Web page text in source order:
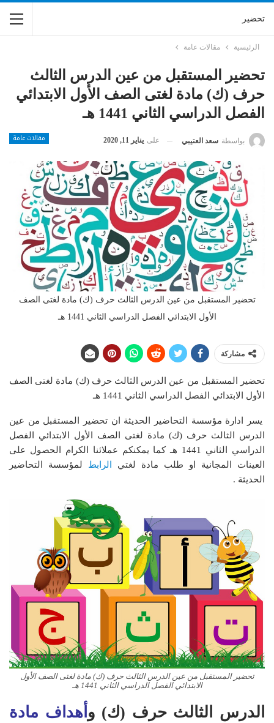
تحضير
الرئيسية مقالات عامة
تحضير المستقبل من عين الدرس الثالث
حرف (ك) مادة لغتى الصف الأول الابتدائي
الفصل الدراسي الثاني 1441 هـ
مقالات عامة بواسطة سعد العتيبي على يناير 11, 2020
تحضير المستقبل من عين الدرس الثالث حرف (ك) مادة لغتى الصف
الأول الابتدائي الفصل الدراسي الثاني 1441 هـ
مشاركة
تحضير المستقبل من عين الدرس الثالث حرف (ك) مادة لغتى الصف
الأول الابتدائي الفصل الدراسي الثاني 1441 هـ
يسر ادارة مؤسسة التحاضير الحديثة ان تحضير المستقبل من عين
الدرس الثالث حرف (ك) مادة لغتى الصف الأول الابتدائي الفصل
الدراسي الثاني 1441 هـ
كما يمكنكم عملائنا الكرام الحصول على
العينات المجانية او طلب مادة لغتي
الرابط لمؤسسة التحاضير
الحديثة .
تحضير المستقبل من عين الدرس الثالث حرف (ك) مادة لغتى الصف الأول
الابتدائي الفصل الدراسي الثاني 1441 هـ
الدرس الثالث حرف (ك) و أهداف مادة